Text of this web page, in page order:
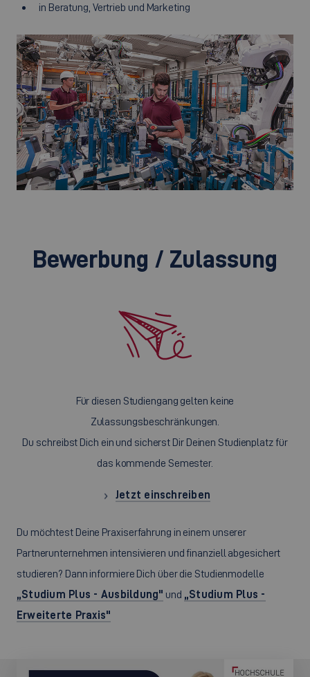
in Beratung, Vertrieb und Marketing
©
Bewerbung / Zulassung
Für diesen Studiengang gelten keine
Zulassungsbeschränkungen.
Du schreibst Dich ein und sicherst Dir Deinen Studienplatz für
das kommende Semester.
Jetzt einschreiben
Du möchtest Deine Praxiserfahrung in einem unserer
Partnerunternehmen intensivieren und finanziell abgesichert
studieren? Dann informiere Dich über die Studienmodelle
„Studium Plus - Ausbildung" und „Studium Plus -
Erweiterte Praxis"